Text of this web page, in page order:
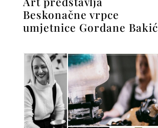
Beskonačne vrpce
umjetnice Gordane Bakić